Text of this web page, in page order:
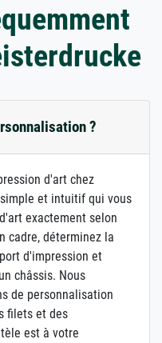
?
d'art chez
et intuitif qui vous
exactement selon
cadre, déterminez la
d'impression et
châssis. Nous
de personnalisation
filets et des
est à votre